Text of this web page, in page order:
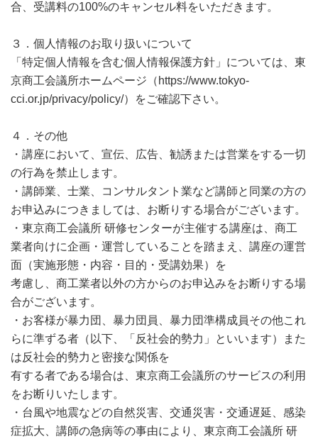
合、受講料の100%のキャンセル料をいただきます。
３．個人情報のお取り扱いについて
「特定個人情報を含む個人情報保護方針」については、東
京商工会議所ホームページ（https://www.tokyo-
cci.or.jp/privacy/policy/）をご確認下さい。
４．その他
・講座において、宣伝、広告、勧誘または営業をする一切
の行為を禁止します。
・講師業、士業、コンサルタント業など講師と同業の方の
お申込みにつきましては、お断りする場合がございます。
・東京商工会議所 研修センターが主催する講座は、商工
業者向けに企画・運営していることを踏まえ、講座の運営
面（実施形態・内容・目的・受講効果）を
考慮し、商工業者以外の方からのお申込みをお断りする場
合がございます。
・お客様が暴力団、暴力団員、暴力団準構成員その他これ
らに準ずる者（以下、「反社会的勢力」といいます）また
は反社会的勢力と密接な関係を
有する者である場合は、東京商工会議所のサービスの利用
をお断りいたします。
・台風や地震などの自然災害、交通災害・交通遅延、感染
症拡大、講師の急病等の事由により、東京商工会議所 研